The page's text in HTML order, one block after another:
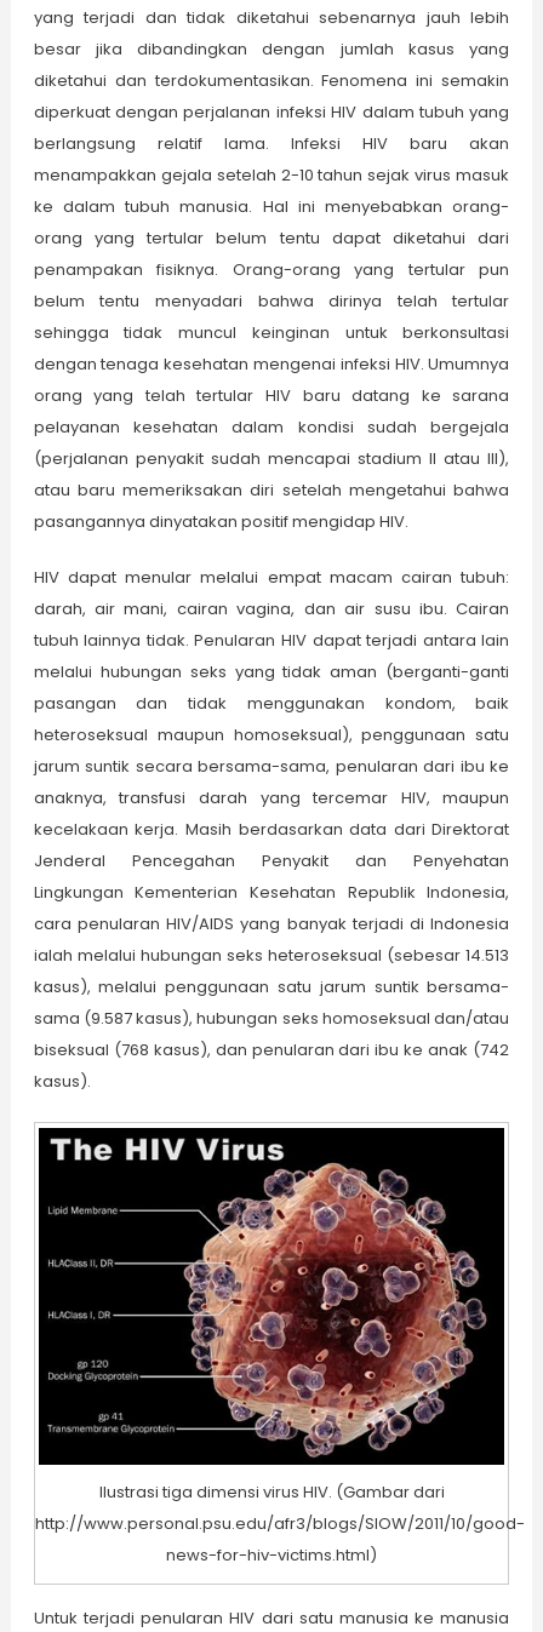
yang terjadi dan tidak diketahui sebenarnya jauh lebih
besar jika dibandingkan dengan jumlah kasus yang
diketahui dan terdokumentasikan. Fenomena ini semakin
diperkuat dengan perjalanan infeksi HIV dalam tubuh yang
berlangsung relatif lama. Infeksi HIV baru akan
menampakkan gejala setelah 2-10 tahun sejak virus masuk
ke dalam tubuh manusia. Hal ini menyebabkan orang-
orang yang tertular belum tentu dapat diketahui dari
penampakan fisiknya. Orang-orang yang tertular pun
belum tentu menyadari bahwa dirinya telah tertular
sehingga tidak muncul keinginan untuk berkonsultasi
dengan tenaga kesehatan mengenai infeksi HIV. Umumnya
orang yang telah tertular HIV baru datang ke sarana
pelayanan kesehatan dalam kondisi sudah bergejala
(perjalanan penyakit sudah mencapai stadium II atau III),
atau baru memeriksakan diri setelah mengetahui bahwa
pasangannya dinyatakan positif mengidap HIV.
HIV dapat menular melalui empat macam cairan tubuh:
darah, air mani, cairan vagina, dan air susu ibu. Cairan
tubuh lainnya tidak. Penularan HIV dapat terjadi antara lain
melalui hubungan seks yang tidak aman (berganti-ganti
pasangan dan tidak menggunakan kondom, baik
heteroseksual maupun homoseksual), penggunaan satu
jarum suntik secara bersama-sama, penularan dari ibu ke
anaknya, transfusi darah yang tercemar HIV, maupun
kecelakaan kerja. Masih berdasarkan data dari Direktorat
Jenderal Pencegahan Penyakit dan Penyehatan
Lingkungan Kementerian Kesehatan Republik Indonesia,
cara penularan HIV/AIDS yang banyak terjadi di Indonesia
ialah melalui hubungan seks heteroseksual (sebesar 14.513
kasus), melalui penggunaan satu jarum suntik bersama-
sama (9.587 kasus), hubungan seks homoseksual dan/atau
biseksual (768 kasus), dan penularan dari ibu ke anak (742
kasus).
Ilustrasi tiga dimensi virus HIV. (Gambar dari
http://www.personal.psu.edu/afr3/blogs/SIOW/2011/10/good-
news-for-hiv-victims.html)
Untuk terjadi penularan HIV dari satu manusia ke manusia